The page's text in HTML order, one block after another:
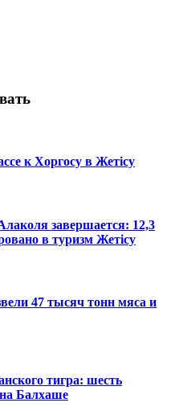
к Хоргосу в Жетісу
завершается: 12,3
в туризм Жетісу
47 тысяч тонн мяса и
тигра: шесть
Балхаше